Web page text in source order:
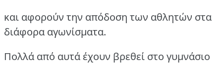
και αφορούν την απόδοση των αθλητών στα
διάφορα αγωνίσματα.
Πολλά από αυτά έχουν βρεθεί στο γυμνάσιο